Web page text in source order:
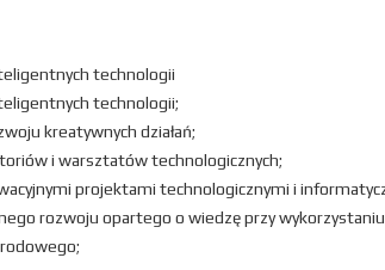
technologii
technologii;
kreatywnych działań;
i warsztatów technologicznych;
projektami technologicznymi i
rozwoju opartego o wiedzę przy